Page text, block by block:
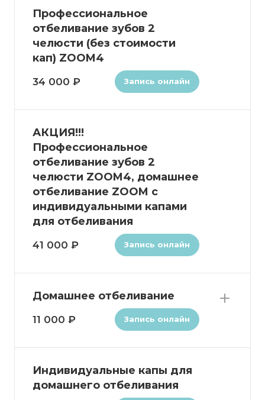
Профессиональное
отбеливание зубов 2
челюсти (без стоимости
кап) ZOOM4
34 000 ₽ Запись онлайн
АКЦИЯ!!!
Профессиональное
отбеливание зубов 2
челюсти ZOOM4, домашнее
отбеливание ZOOM с
индивидуальными капами
для отбеливания
41 000 ₽ Запись онлайн
Домашнее отбеливание
11 000 ₽ Запись онлайн
Индивидуальные капы для
домашнего отбеливания